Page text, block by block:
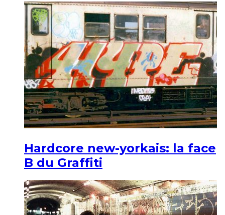
Hardcore new-yorkais: la face
B du Graffiti